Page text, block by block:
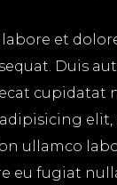
et
Duis
cupidatat
ullamco
eu fugiat